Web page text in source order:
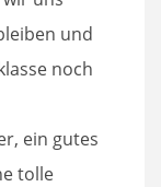
und
noch
ein gutes
tolle